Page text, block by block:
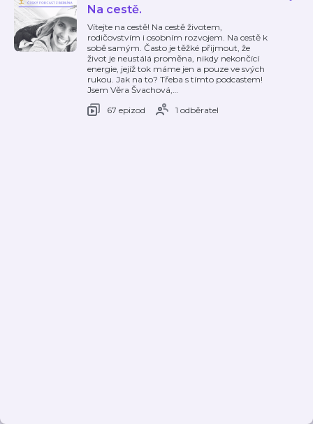
Na cestě.
Vítejte na cestě! Na cestě životem,
rodičovstvím i osobním rozvojem. Na cestě k
sobě samým. Často je těžké přijmout, že
život je neustálá proměna, nikdy nekončící
energie, jejíž tok máme jen a pouze ve svých
rukou. Jak na to? Třeba s tímto podcastem!
Jsem Věra Švachová,…
67 epizod
1 odběratel